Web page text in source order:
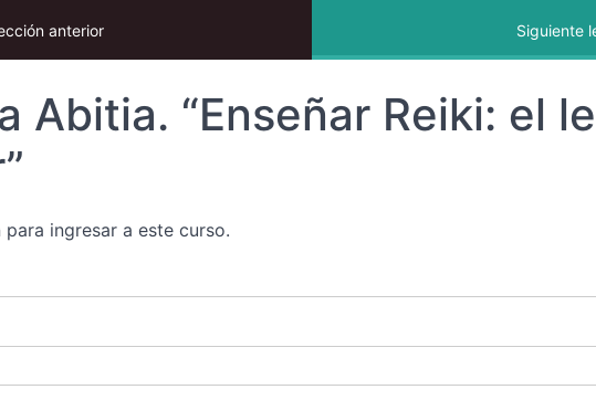
anterior Siguiente
Abitia. “Enseñar Reiki: el
ingresar a este curso.